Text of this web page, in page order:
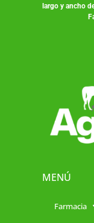
largo y ancho
MENÚ
Farmacia